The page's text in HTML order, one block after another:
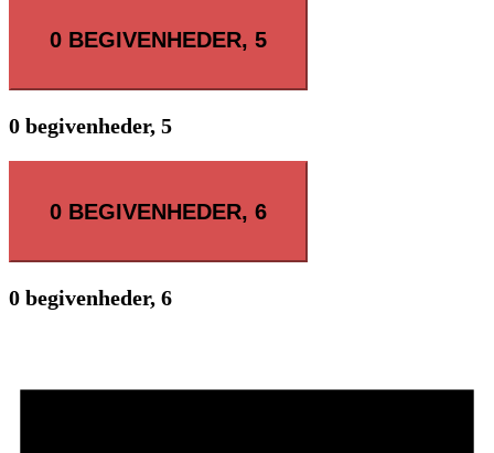
0 BEGIVENHEDER, 5
0 begivenheder, 5
0 BEGIVENHEDER, 6
0 begivenheder, 6